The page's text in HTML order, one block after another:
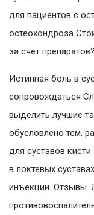
для пациентов с
остеохондроза
за счет препаратов?
Истинная боль в
сопровождаться
выделить лучшие
обусловлено тем,
для суставов
в локтевых
инъекции. Отзывы.